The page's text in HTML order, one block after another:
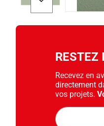
Diapositive suivante RESTEZ
Recevez en
directement
vos projets.
Adresse
mail